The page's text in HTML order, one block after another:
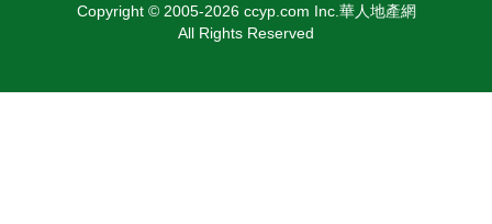
Copyright © 2005-2026 ccyp.com Inc.華人地產網
All Rights Reserved